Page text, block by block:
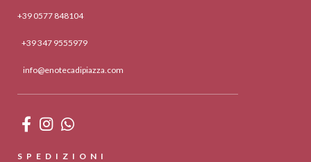
+39 0577 848104
+39 347 9555979
info@enotecadipiazza.com
SPEDIZIONI